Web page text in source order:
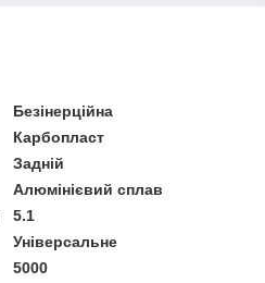
Безінерційна
Карбопласт
Задній
Алюмінієвий сплав
5.1
Універсальне
5000